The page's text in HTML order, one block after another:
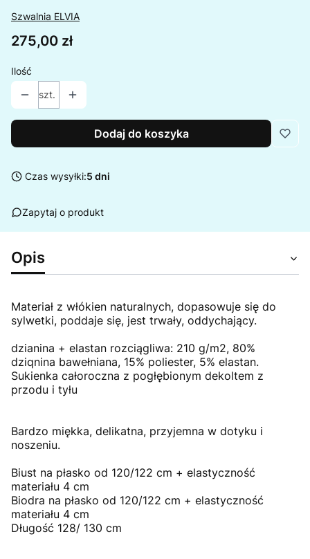
Szwalnia ELVIA
Cena
275,00 zł
Ilość
szt.
Dodaj do koszyka
Czas wysyłki:5 dni
Zapytaj o produkt
Opis
Materiał z włókien naturalnych, dopasowuje się do
sylwetki, poddaje się, jest trwały, oddychający.
dzianina + elastan rozciągliwa: 210 g/m2, 80%
dziqnina bawełniana, 15% poliester, 5% elastan.
Sukienka całoroczna z pogłębionym dekoltem z
przodu i tyłu
Bardzo miękka, delikatna, przyjemna w dotyku i
noszeniu.
Biust na płasko od 120/122 cm + elastyczność
materiału 4 cm
Biodra na płasko od 120/122 cm + elastyczność
materiału 4 cm
Długość 128/ 130 cm